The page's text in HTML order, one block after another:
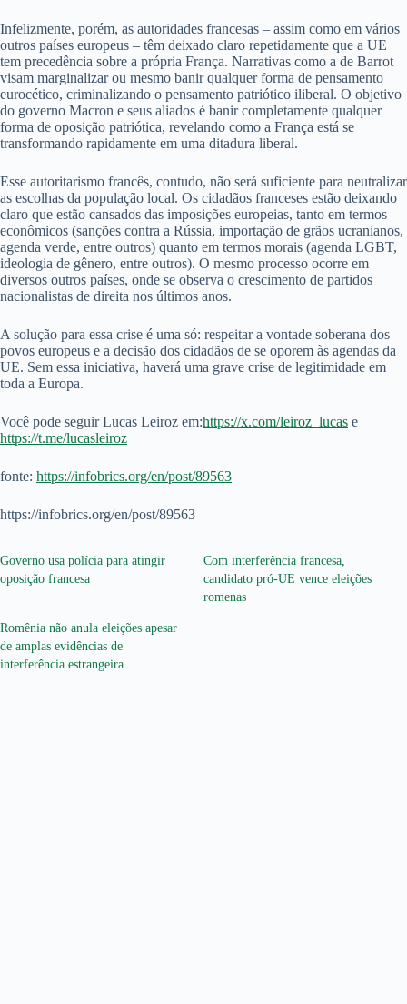
Infelizmente, porém, as autoridades francesas – assim como em vários
outros países europeus – têm deixado claro repetidamente que a UE
tem precedência sobre a própria França. Narrativas como a de Barrot
visam marginalizar ou mesmo banir qualquer forma de pensamento
eurocético, criminalizando o pensamento patriótico iliberal. O objetivo
do governo Macron e seus aliados é banir completamente qualquer
forma de oposição patriótica, revelando como a França está se
transformando rapidamente em uma ditadura liberal.
Esse autoritarismo francês, contudo, não será suficiente para neutralizar
as escolhas da população local. Os cidadãos franceses estão deixando
claro que estão cansados ​​das imposições europeias, tanto em termos
econômicos (sanções contra a Rússia, importação de grãos ucranianos,
agenda verde, entre outros) quanto em termos morais (agenda LGBT,
ideologia de gênero, entre outros). O mesmo processo ocorre em
diversos outros países, onde se observa o crescimento de partidos
nacionalistas de direita nos últimos anos.
A solução para essa crise é uma só: respeitar a vontade soberana dos
povos europeus e a decisão dos cidadãos de se oporem às agendas da
UE. Sem essa iniciativa, haverá uma grave crise de legitimidade em
toda a Europa.
Você pode seguir Lucas Leiroz em:https://x.com/leiroz_lucas e
https://t.me/lucasleiroz
fonte: https://infobrics.org/en/post/89563
https://infobrics.org/en/post/89563
Governo usa polícia para atingir
oposição francesa
Com interferência francesa,
candidato pró-UE vence eleições
romenas
Romênia não anula eleições apesar
de amplas evidências de
interferência estrangeira